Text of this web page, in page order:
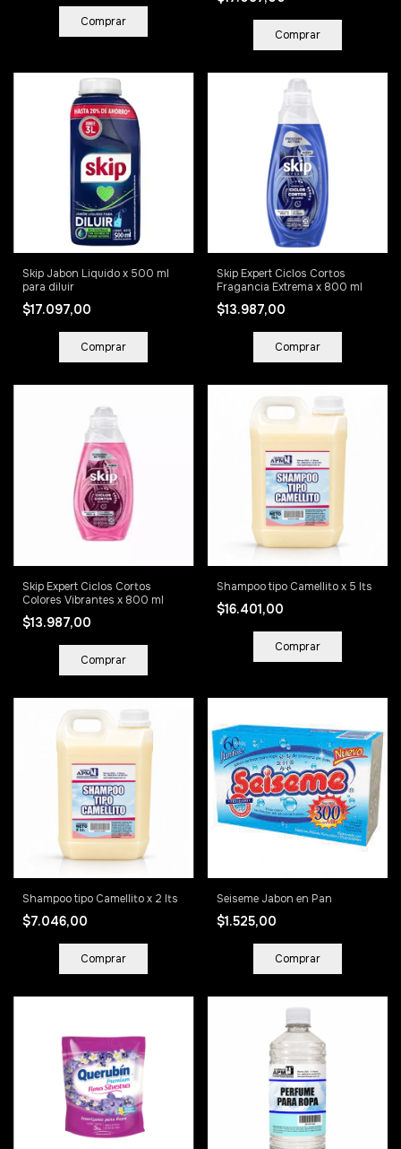
Skip Jabon Liquido x 500 ml
para diluir
$17.097,00
Skip Expert Ciclos Cortos
Fragancia Extrema x 800 ml
$13.987,00
Skip Expert Ciclos Cortos
Colores Vibrantes x 800 ml
$13.987,00
Shampoo tipo Camellito x 5 lts
$16.401,00
Shampoo tipo Camellito x 2 lts
$7.046,00
Seiseme Jabon en Pan
$1.525,00